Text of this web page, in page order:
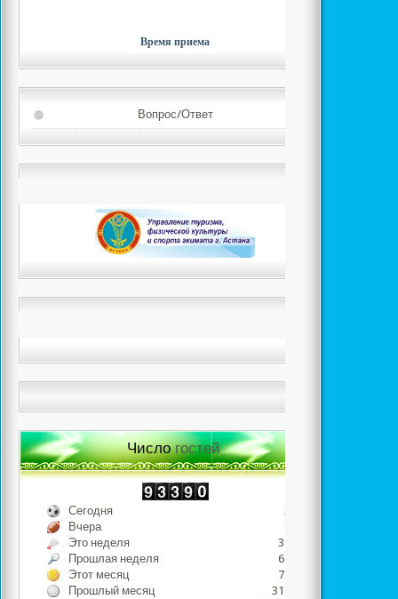
Время приема
Вопрос/Ответ
Числогостей
Сегодня
307
Вчера
856
Это неделя
3783
Прошлая неделя
6251
Этот месяц
7751
Прошлый месяц
31837